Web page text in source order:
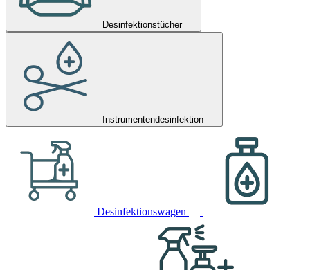
Desinfektionstücher
Instrumentendesinfektion
Desinfektionswagen